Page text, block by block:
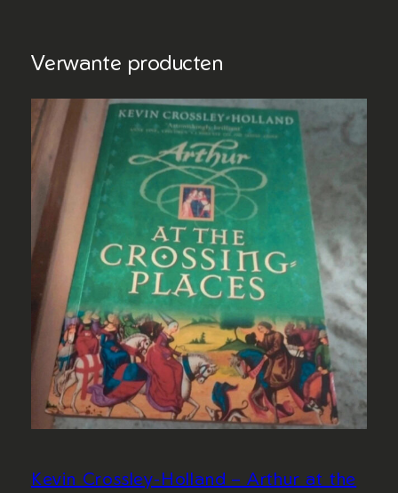
e
m
b
e
t
Verwante producten
Kevin Crossley-Holland – Arthur at the